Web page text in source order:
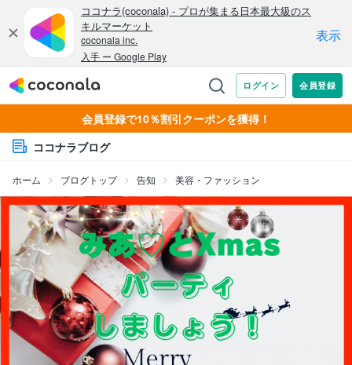
会員登録で10％割引クーポンを獲得！
ココナラブログ
ホーム ブログトップ 告知 美容・ファッション